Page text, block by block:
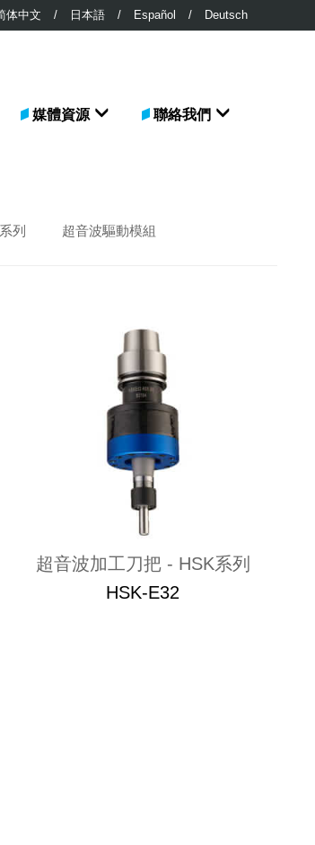
体中文 / 日本語 / Español / Deutsch
媒體資源 聯絡我們
列 超音波驅動模組
超音波加工刀把 - HSK系列
HSK-E32